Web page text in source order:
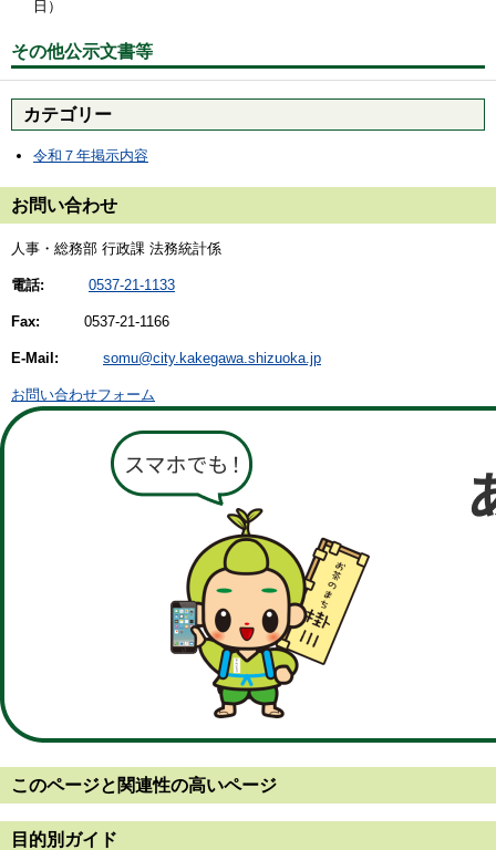
日）
その他公示文書等
カテゴリー
令和７年掲示内容
お問い合わせ
人事・総務部 行政課 法務統計係
電話: 0537-21-1133
Fax: 0537-21-1166
E-Mail: somu@city.kakegawa.shizuoka.jp
お問い合わせフォーム
このページと 関連性の高いページ
目的別ガイド